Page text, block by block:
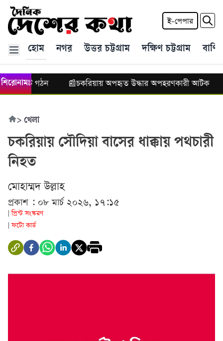
ই-পেপার
হোম নগর উত্তর চট্টগ্রাম দক্ষিণ চট্টগ্রাম
শিরোনামঃ
কমিটি গঠন চকরিয়ায় অপহৃত উদ্ধার অপহরণকারী আটক
> খেলা
চকরিয়ায় সৌদিয়া বাসের ধাক্কায় পথচারী
নিহত
মোহাম্মদ উল্লাহ
প্রকাশ : ০৮ মার্চ ২০২৬, ১৭:১৫
প্রিন্ট সংস্করণ
ফটো কার্ড